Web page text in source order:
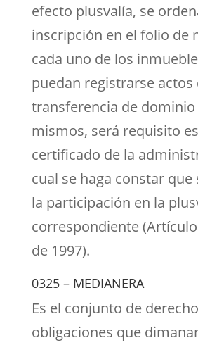
efecto plusvalía, se
inscripción en el folio de
cada uno de los
puedan registrarse actos
transferencia de
mismos, será requisito
certificado de la
cual se haga constar que
la participación en la
correspondiente (Artículo
de 1997).
0325 – MEDIANERA
Es el conjunto de
obligaciones que